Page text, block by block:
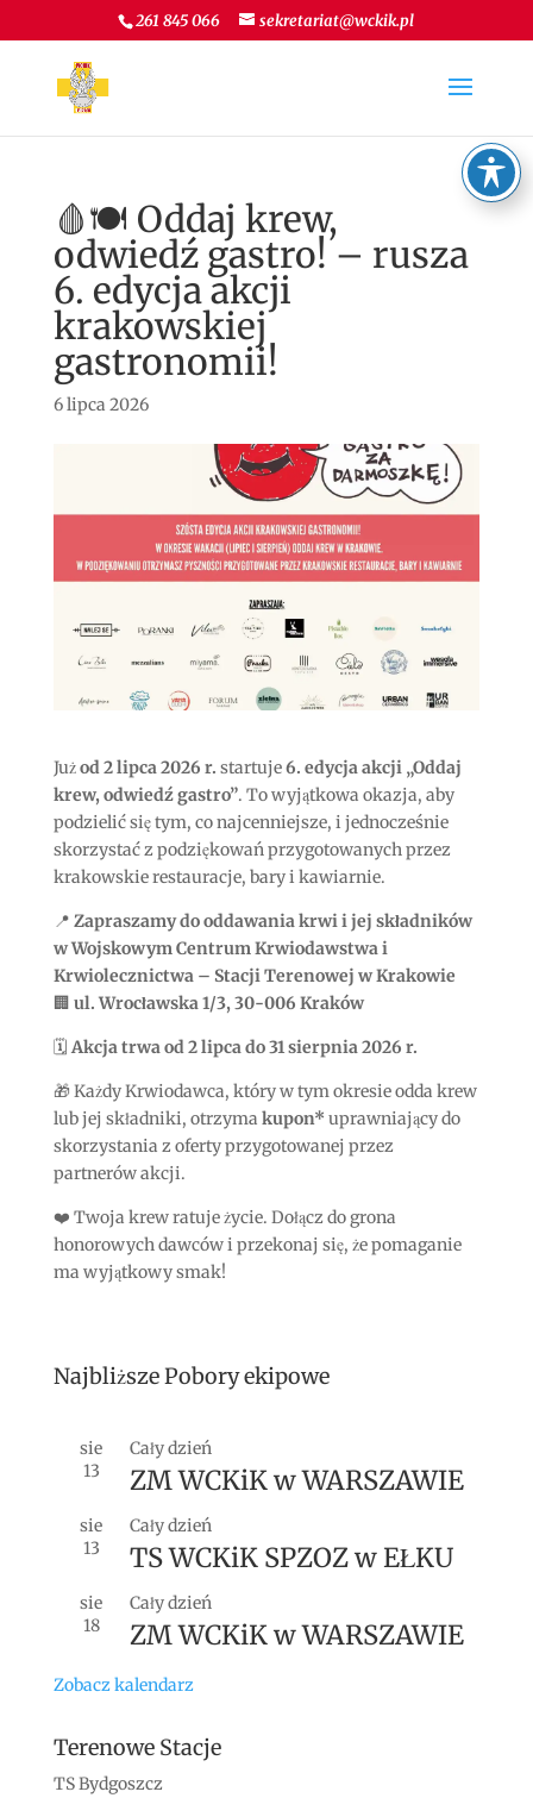
261 845 066 sekretariat@wckik.pl
🩸🍽️ Oddaj krew,
odwiedź gastro! – rusza
6. edycja akcji
krakowskiej
gastronomii!
6 lipca 2026
Jużod 2 lipca 2026 r. startuje6. edycja akcji „Oddaj
krew, odwiedź gastro”. To wyjątkowa okazja, aby
podzielić się tym, co najcenniejsze, i jednocześnie
skorzystać z podziękowań przygotowanych przez
krakowskie restauracje, bary i kawiarnie.
📍 Zapraszamy do oddawania krwi i jej składników
w Wojskowym Centrum Krwiodawstwa i
Krwiolecznictwa – Stacji Terenowej w Krakowie
🏢 ul. Wrocławska 1/3, 30-006 Kraków
🗓️Akcja trwa od 2 lipca do 31 sierpnia 2026 r.
🎁 Każdy Krwiodawca, który w tym okresie odda krew
lub jej składniki, otrzyma kupon* uprawniający do
skorzystania z oferty przygotowanej przez
partnerów akcji.
❤️ Twoja krew ratuje życie. Dołącz do grona
honorowych dawców i przekonaj się, że pomaganie
ma wyjątkowy smak!
Najbliższe Pobory ekipowe
sie
13
Cały dzień
ZM WCKiK w WARSZAWIE
sie
13
Cały dzień
TS WCKiK SPZOZ w EŁKU
sie
18
Cały dzień
ZM WCKiK w WARSZAWIE
Zobacz kalendarz
Terenowe Stacje
TS Bydgoszcz